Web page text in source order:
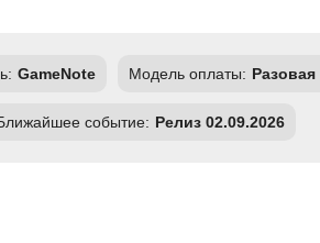
GameNote Модель оплаты: Разовая
событие: Релиз 02.09.2026